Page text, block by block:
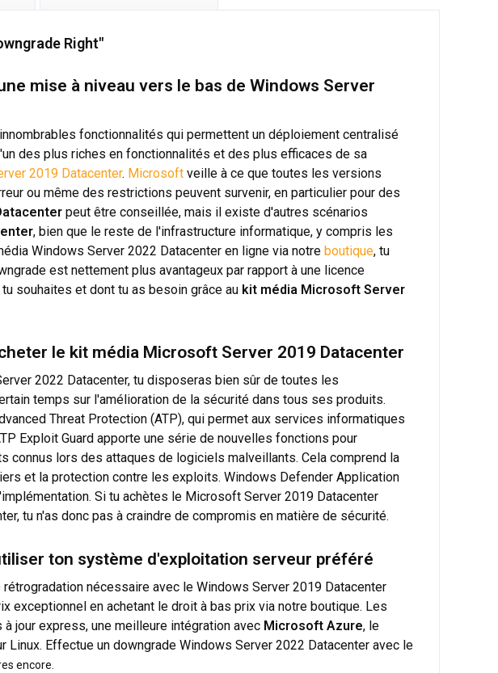
Right"
mise à niveau vers le bas de Windows Server
fonctionnalités qui permettent un déploiement centralisé
des plus riches en fonctionnalités et des plus efficaces de sa
2019 Datacenter. Microsoft veille à ce que toutes les versions
ou même des restrictions peuvent survenir, en particulier pour des
peut être conseillée, mais il existe d'autres scénarios
, bien que le reste de l'infrastructure informatique, y compris les
Windows Server 2022 Datacenter en ligne via notre boutique, tu
est nettement plus avantageux par rapport à une licence
souhaites et dont tu as besoin grâce au kit média Microsoft Server
le kit média Microsoft Server 2019 Datacenter
2022 Datacenter, tu disposeras bien sûr de toutes les
temps sur l'amélioration de la sécurité dans tous ses produits.
Threat Protection (ATP), qui permet aux services informatiques
Exploit Guard apporte une série de nouvelles fonctions pour
lors des attaques de logiciels malveillants. Cela comprend la
et la protection contre les exploits. Windows Defender Application
Si tu achètes le Microsoft Server 2019 Datacenter
tu n'as donc pas à craindre de compromis en matière de sécurité.
ton système d'exploitation serveur préféré
nécessaire avec le Windows Server 2019 Datacenter
en achetant le droit à bas prix via notre boutique. Les
jour express, une meilleure intégration avec Microsoft Azure, le
Effectue un downgrade Windows Server 2022 Datacenter avec le
encore.